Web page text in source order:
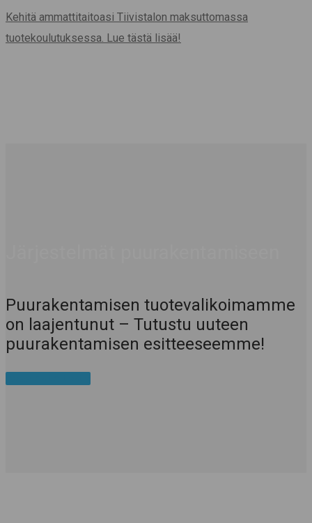
Kehitä ammattitaitoasi Tiivistalon maksuttomassa
tuotekoulutuksessa. Lue tästä lisää!
Puurakentamisen tuotevalikoimamme
on laajentunut – Tutustu uuteen
puurakentamisen esitteeseemme!